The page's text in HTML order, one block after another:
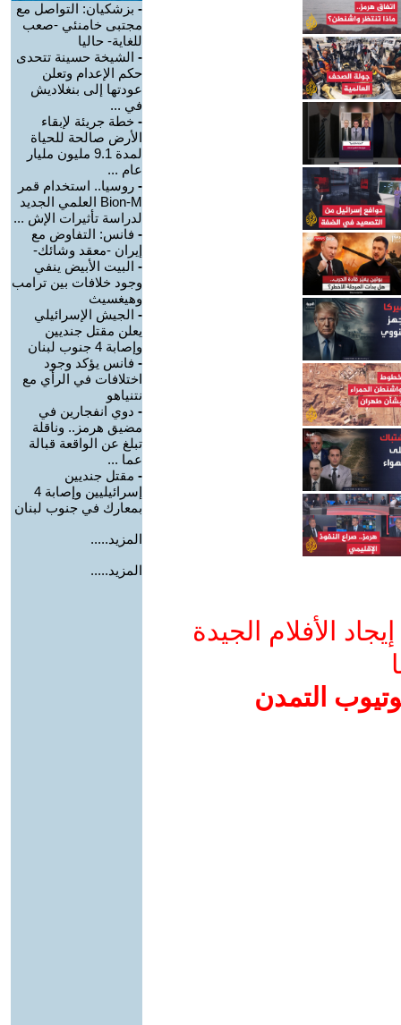
الأفلام الجيدة
التمدن
- بزشكيان: التواصل مع
مجتبى خامنئي -صعب
للغاية- حاليا
- الشيخة حسينة تتحدى
حكم الإعدام وتعلن
عودتها إلى بنغلاديش
في ...
- خطة جريئة لإبقاء
الأرض صالحة للحياة
لمدة 9.1 مليون مليار
عام ...
- روسيا.. استخدام قمر
Bion-M العلمي الجديد
لدراسة تأثيرات الإش ...
- فانس: التفاوض مع
إيران -معقد وشائك-
- البيت الأبيض ينفي
وجود خلافات بين ترامب
وهيغسيث
- الجيش الإسرائيلي
يعلن مقتل جنديين
وإصابة 4 جنوب لبنان
- فانس يؤكد وجود
اختلافات في الرأي مع
نتنياهو
- دوي انفجارين في
مضيق هرمز.. وناقلة
تبلغ عن الواقعة قبالة
عما ...
- مقتل جنديين
إسرائيليين وإصابة 4
بمعارك في جنوب لبنان
المزيد.....
المزيد.....